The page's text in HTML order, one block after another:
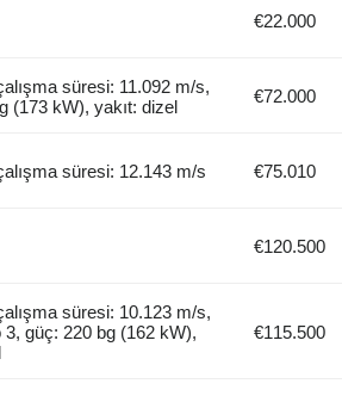
€22.000
süresi: 11.092 m/s,
(173 kW), yakıt: dizel
€72.000
süresi: 12.143 m/s €75.010
€120.500
süresi: 10.123 m/s,
3, güç: 220 bg (162 kW),
€115.500